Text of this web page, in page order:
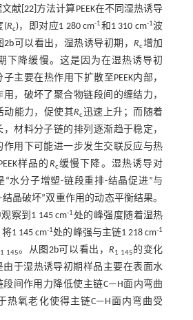
献[ 22]方法计算PEEK在不同湿热诱导
(Rc)，即对应1 280 cm-1和1 310 cm-1波
2b可以看出，湿热诱导初期，Rc增加
下降缓慢。这是因为在湿热诱导初
主要在热作用下扩散至PEEK内部，
，破坏了聚合物链段间的缠结力，
动能力，促使其Rc迅速上升；而随着
材料分子链的排列逐渐趋于稳定，
作用下可能进一步发生交联反应与热
样品的 Rc缓慢下降。湿热诱导对
“水分子增塑-链段重排-结晶促进”与
晶破坏”双重作用的动态平衡结果。
察到1 145 cm-1处的峰强度随着湿热
1 145 cm-1处的峰强与主链1 218 cm-1
1 145。从图2b可以看出，R1 145 的变化
由于湿热诱导初期样品主要在表面水
段间作用力降低使主链C—H面内弯曲
热氧老化使得主链C—H面内弯曲受